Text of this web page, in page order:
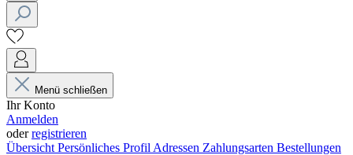
Menü schließen
Ihr Konto
Anmelden
oderregistrieren
Übersicht Persönliches Profil Adressen Zahlungsarten Bestellungen